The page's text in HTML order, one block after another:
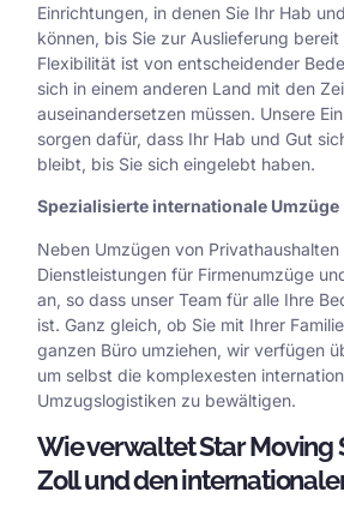
Einrichtungen, in denen Sie Ihr Hab
können, bis Sie zur Auslieferung bereit
Flexibilität ist von entscheidender
sich in einem anderen Land mit den
auseinandersetzen müssen. Unsere
sorgen dafür, dass Ihr Hab und Gut
bleibt, bis Sie sich eingelebt haben.
Spezialisierte internationale Umzüge
Neben Umzügen von
Dienstleistungen für Firmenumzüge
an, so dass unser Team für alle Ihre
ist. Ganz gleich, ob Sie mit Ihrer
ganzen Büro umziehen, wir verfügen
um selbst die komplexesten
Umzugslogistiken zu bewältigen.
Wie verwaltet Star Moving
Zoll und den